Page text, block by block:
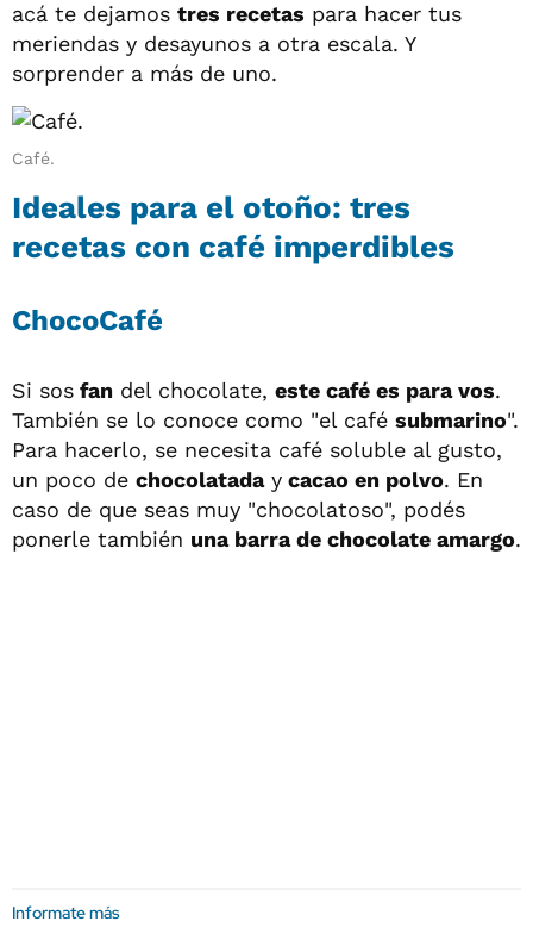
acá te dejamos tres recetas para hacer tus
meriendas y desayunos a otra escala. Y
sorprender a más de uno.
Café.
Ideales para el otoño: tres
recetas con café imperdibles
ChocoCafé
Si sos fan del chocolate, este café es para vos.
También se lo conoce como "el café submarino".
Para hacerlo, se necesita café soluble al gusto,
un poco de chocolataday cacao en polvo. En
caso de que seas muy "chocolatoso", podés
ponerle también una barra de chocolate amargo.
Informate más